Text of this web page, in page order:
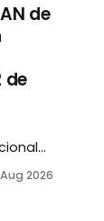
de
de
hasta
2026